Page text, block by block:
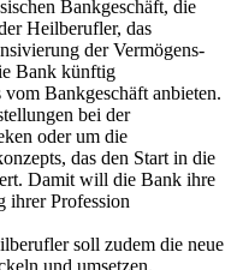
Bankgeschäft, die
Heilberufler, das
der Vermögens-
Bank künftig
Bankgeschäft anbieten.
bei der
oder um die
das den Start in die
Damit will die Bank ihre
ihrer Profession
soll zudem die neue
und umsetzen.